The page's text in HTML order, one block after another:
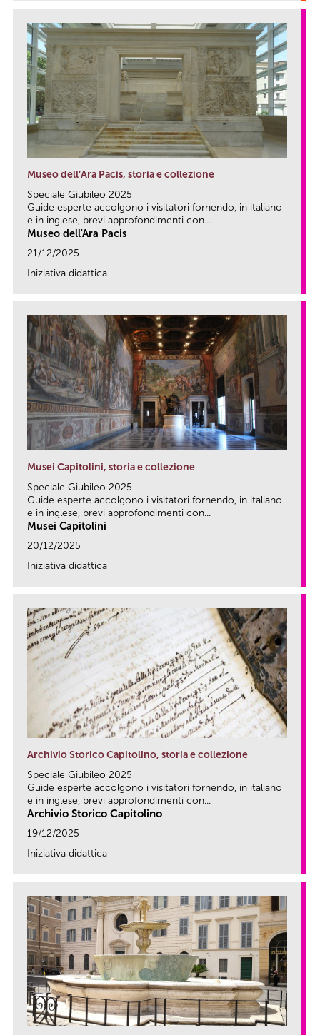
Museo dell’Ara Pacis, storia e collezione
Speciale Giubileo 2025
Guide esperte accolgono i visitatori fornendo, in italiano
e in inglese, brevi approfondimenti con...
Museo dell'Ara Pacis
21/12/2025
Iniziativa didattica
Musei Capitolini, storia e collezione
Speciale Giubileo 2025
Guide esperte accolgono i visitatori fornendo, in italiano
e in inglese, brevi approfondimenti con...
Musei Capitolini
20/12/2025
Iniziativa didattica
Archivio Storico Capitolino, storia e collezione
Speciale Giubileo 2025
Guide esperte accolgono i visitatori fornendo, in italiano
e in inglese, brevi approfondimenti con...
Archivio Storico Capitolino
19/12/2025
Iniziativa didattica